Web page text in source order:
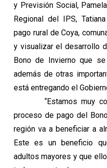
y Previsión Social,
Regional del IPS,
pago rural de Coya,
y visualizar el desarrollo
Bono de Invierno que
además de otras
está entregando el
“Estamos muy
proceso de pago del
región va a beneficiar a
Este es un beneficio
adultos mayores y que